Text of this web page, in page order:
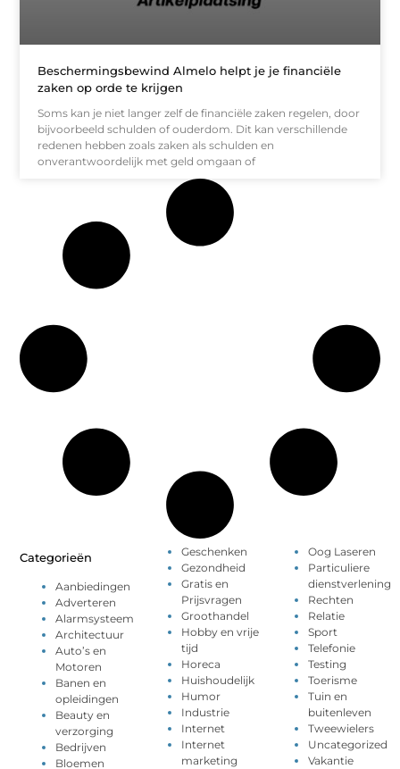
Beschermingsbewind Almelo helpt je je financiële
zaken op orde te krijgen
Soms kan je niet langer zelf de financiële zaken regelen, door
bijvoorbeeld schulden of ouderdom. Dit kan verschillende
redenen hebben zoals zaken als schulden en
onverantwoordelijk met geld omgaan of
Categorieën
Aanbiedingen
Adverteren
Alarmsysteem
Architectuur
Auto’s en
Motoren
Banen en
opleidingen
Beauty en
verzorging
Bedrijven
Bloemen
Geschenken
Gezondheid
Gratis en
Prijsvragen
Groothandel
Hobby en vrije
tijd
Horeca
Huishoudelijk
Humor
Industrie
Internet
Internet
marketing
Oog Laseren
Particuliere
dienstverlening
Rechten
Relatie
Sport
Telefonie
Testing
Toerisme
Tuin en
buitenleven
Tweewielers
Uncategorized
Vakantie